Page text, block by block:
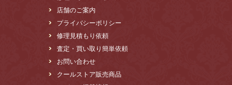
店舗のご案内
プライバシーポリシー
修理見積もり依頼
査定・買い取り簡単依頼
お問い合わせ
クールストア販売商品